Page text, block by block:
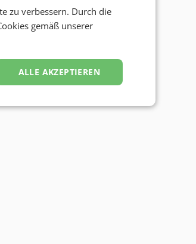
zu verbessern. Durch die
gemäß unserer
ALLE AKZEPTIEREN